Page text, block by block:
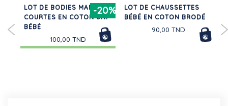
-20%
LOT DE BODIES MANCHES
COURTES EN COTON UNI
BÉBÉ
100,00 TND
LOT DE CHAUSSETTES
BÉBÉ EN COTON BRODÉ
90,00 TND